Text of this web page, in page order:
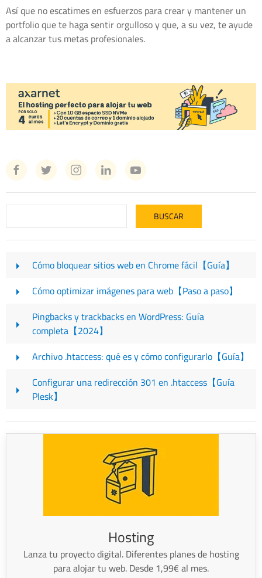
Así que no escatimes en esfuerzos para crear y mantener un
portfolio que te haga sentir orgulloso y que, a su vez, te ayude
a alcanzar tus metas profesionales.
Cómo bloquear sitios web en Chrome fácil【Guía】
Cómo optimizar imágenes para web【Paso a paso】
Pingbacks y trackbacks en WordPress: Guía
completa【2024】
Archivo .htaccess: qué es y cómo configurarlo【Guía】
Configurar una redirección 301 en .htaccess【Guía
Plesk】
Hosting
Lanza tu proyecto digital. Diferentes planes de hosting
para alojar tu web. Desde 1,99€ al mes.